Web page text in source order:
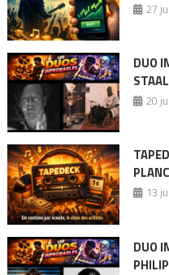
27
DUO
20
13
DUO